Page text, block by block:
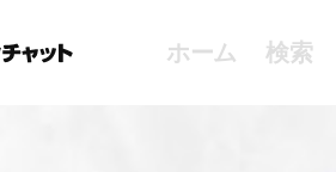
ホーム 検索